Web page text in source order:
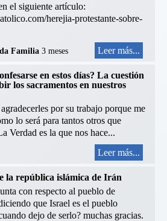
el siguiente artículo:
herejia-protestante-sobre-
Familia 3 meses Leer más...
en estos días? La cuestión
los sacramentos en nuestros
por su trabajo porque me
lo será para tantos otros que
Verdad es la que nos hace...
Leer más...
la república islámica de Irán
con respecto al pueblo de
que Israel es el pueblo
dejo de serlo? muchas gracias.